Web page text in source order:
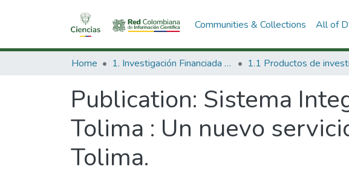
Communities & Collections All of
Home 1. Investigación Financiada con Recursos Públicos
Publication: Sistema
Tolima : Un nuevo
Tolima.